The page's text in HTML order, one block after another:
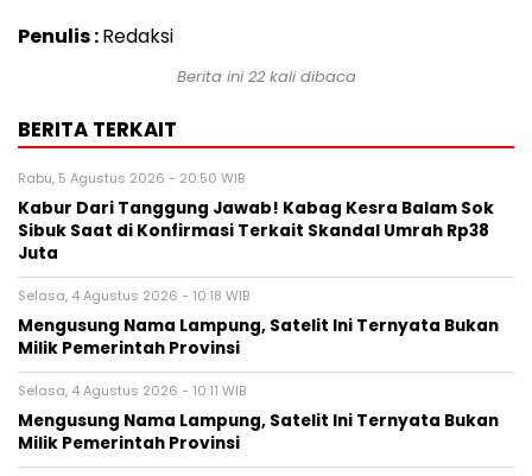
Penulis :Redaksi
Berita ini 22 kali dibaca
BERITA TERKAIT
Rabu, 5 Agustus 2026 - 20:50 WIB
Kabur Dari Tanggung Jawab! Kabag Kesra Balam Sok
Sibuk Saat di Konfirmasi Terkait Skandal Umrah Rp38
Juta
Selasa, 4 Agustus 2026 - 10:18 WIB
Mengusung Nama Lampung, Satelit Ini Ternyata Bukan
Milik Pemerintah Provinsi
Selasa, 4 Agustus 2026 - 10:11 WIB
Mengusung Nama Lampung, Satelit Ini Ternyata Bukan
Milik Pemerintah Provinsi